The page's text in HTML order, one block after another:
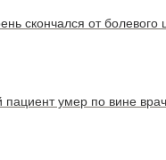
скончался от
пациент умер по вине